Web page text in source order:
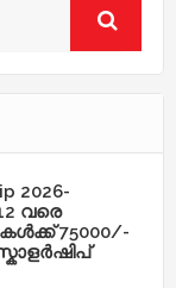
2026-
വരെ
75000/-